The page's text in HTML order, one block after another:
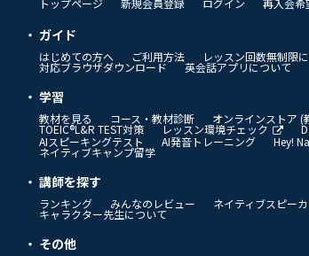
トップページ 新規会員登録 ログイン 再入会希
ガイド
はじめての方へ ご利用方法 レッスン回数無制限
対応ブラウザダウンロード 英会話アプリについて
学習
教材を見る コース・教材診断 オンラインストア (
TOEIC®L&R TEST対策 レッスン環境チェック
AIスピーキングテスト
AI発音トレーニング Hey!
ネイティブキャンプ留学
講師を探す
ランキング みんなのレビュー ネイティブスピー
キャラクター先生について
その他